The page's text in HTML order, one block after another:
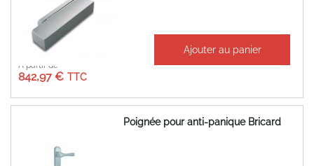
À partir de
842,97 €
Ajouter au panier
Poignée pour anti-panique Bricard